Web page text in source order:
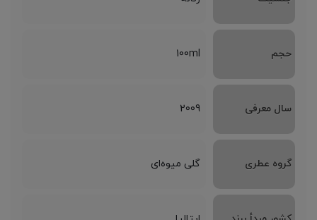
حجم 100ml
سال معرفی 2009
گروه عطری گلی میوه‌ای